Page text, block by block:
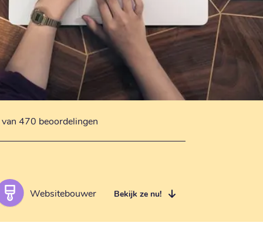
470 beoordelingen
Websitebouwer Bekijk ze nu!